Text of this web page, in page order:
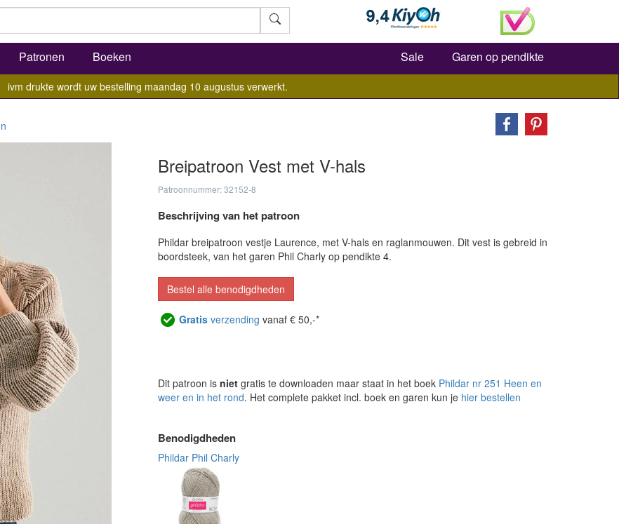
Zoeken
Patronen Boeken Sale Garen op pendikte
ivm drukte wordt uw bestelling maandag 10 augustus verwerkt.
Breipatroon Vest met V-hals
Patroonnummer: 32152-8
Beschrijving van het patroon
Phildar breipatroon vestje Laurence, met V-hals en raglanmouwen. Dit vest is gebreid in
boordsteek, van het garen Phil Charly op pendikte 4.
Bestel alle benodigdheden
Gratis verzending vanaf € 50,-*
Dit patroon is niet gratis te downloaden maar staat in het boek Phildar nr 251 Heen en
weer en in het rond. Het complete pakket incl. boek en garen kun je hier bestellen
Benodigdheden
Phildar Phil Charly